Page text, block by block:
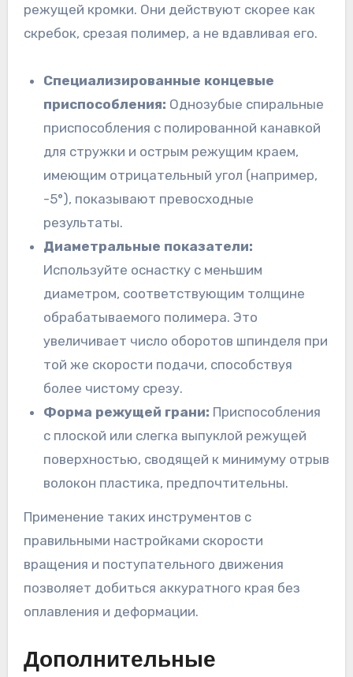
режущей кромки. Они действуют скорее как
скребок, срезая полимер, а не вдавливая его.
Специализированные концевые
приспособления: Однозубые спиральные
приспособления с полированной канавкой
для стружки и острым режущим краем,
имеющим отрицательный угол (например,
-5°), показывают превосходные
результаты.
Диаметральные показатели:
Используйте оснастку с меньшим
диаметром, соответствующим толщине
обрабатываемого полимера. Это
увеличивает число оборотов шпинделя при
той же скорости подачи, способствуя
более чистому срезу.
Форма режущей грани: Приспособления
с плоской или слегка выпуклой режущей
поверхностью, сводящей к минимуму отрыв
волокон пластика, предпочтительны.
Применение таких инструментов с
правильными настройками скорости
вращения и поступательного движения
позволяет добиться аккуратного края без
оплавления и деформации.
Дополнительные